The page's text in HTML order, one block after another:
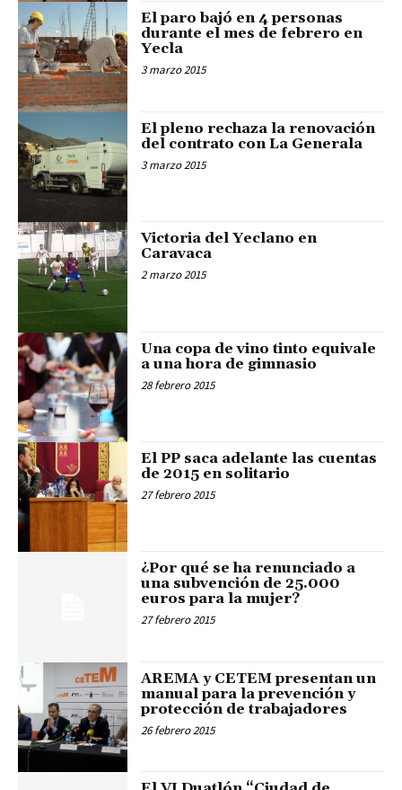
El paro bajó en 4 personas
durante el mes de febrero en
Yecla
3 marzo 2015
El pleno rechaza la renovación
del contrato con La Generala
3 marzo 2015
Victoria del Yeclano en
Caravaca
2 marzo 2015
Una copa de vino tinto equivale
a una hora de gimnasio
28 febrero 2015
El PP saca adelante las cuentas
de 2015 en solitario
27 febrero 2015
¿Por qué se ha renunciado a
una subvención de 25.000
euros para la mujer?
27 febrero 2015
AREMA y CETEM presentan un
manual para la prevención y
protección de trabajadores
26 febrero 2015